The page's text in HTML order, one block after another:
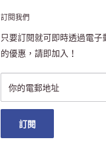
訂閱我們
只要訂閱就可即時透過電
的優惠，請即加入！
你的電郵地址
訂閱